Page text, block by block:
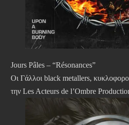
Jours Pâles – “Résonances”
Οι Γάλλοι black metallers,
την Les Acteurs de l’Ombre